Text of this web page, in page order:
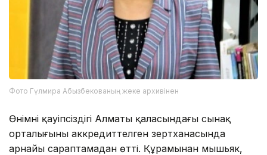
Фото Гүлмира Абызбекованың жеке архивінен
Өнімнің қауіпсіздігі Алматы қаласындағы сынақ
орталығының аккредиттелген зертханасында
арнайы сараптамадан өтті. Құрамынан мышьяк,